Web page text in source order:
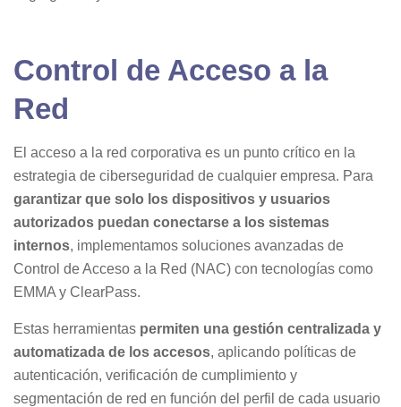
Control de Acceso a la
Red
El acceso a la red corporativa es un punto crítico en la
estrategia de ciberseguridad de cualquier empresa. Para
garantizar que solo los dispositivos y usuarios
autorizados puedan conectarse a los sistemas
internos, implementamos soluciones avanzadas de
Control de Acceso a la Red (NAC) con tecnologías como
EMMA y ClearPass.
Estas herramientas permiten una gestión centralizada y
automatizada de los accesos, aplicando políticas de
autenticación, verificación de cumplimiento y
segmentación de red en función del perfil de cada usuario